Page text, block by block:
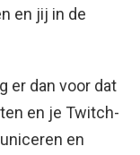
en jij in de
er dan voor dat
en je Twitch-
en